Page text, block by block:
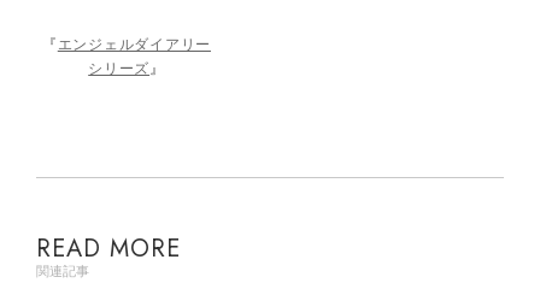
『 エンジェルダイアリー
シリーズ』
READ MORE
関連記事